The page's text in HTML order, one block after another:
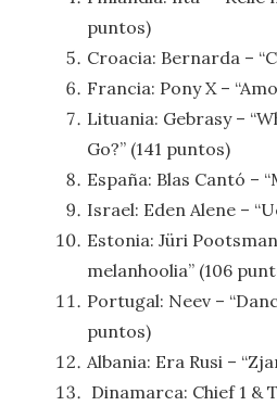
puntos)
Croacia: Bernarda –
Francia: Pony X –
Lituania: Gebrasy –
Go?” (141 puntos)
España: Blas Cantó –
Israel: Eden Alene –
Estonia: Jüri
melanhoolia” (106
Portugal: Neev –
puntos)
Albania: Era Rusi –
Dinamarca: Chief 1 &